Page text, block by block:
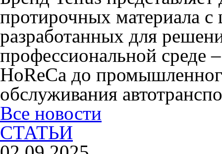
протирочных материала
разработанных для
профессиональной среде
HoReCa до
обслуживания
Все новости
СТАТЬИ